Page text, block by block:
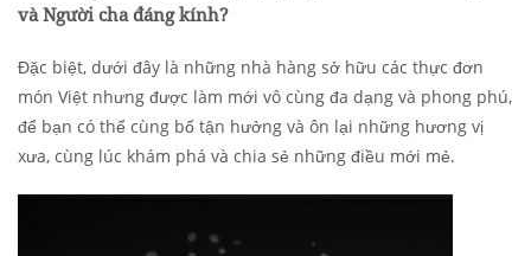
và Người cha đáng kính?
Đặc biệt, dưới đây là những nhà hàng sở hữu các thực đơn
món Việt nhưng được làm mới vô cùng đa dạng và phong phú,
để bạn có thể cùng bố tận hưởng và ôn lại những hương vị
xưa, cùng lúc khám phá và chia sẻ những điều mới mẻ.